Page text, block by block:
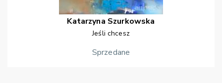
Katarzyna Szurkowska
Jeśli chcesz
Sprzedane